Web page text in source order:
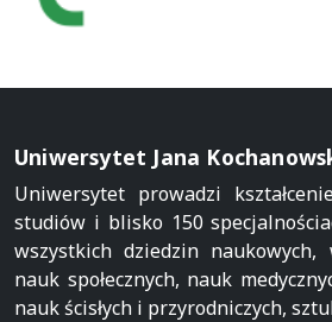
Uniwersytet Jana
Uniwersytet prowadzi
studiów i blisko 150
wszystkich dziedzin
nauk społecznych, nauk
nauk ścisłych i przyrodniczych,